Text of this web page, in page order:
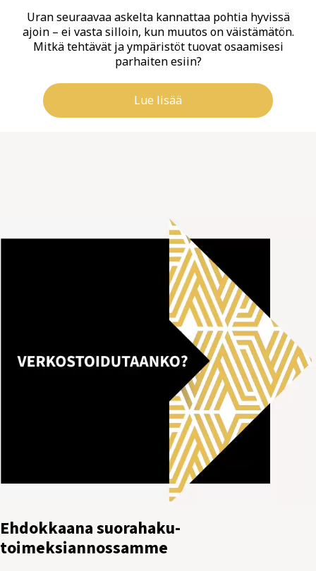
Uran seuraavaa askelta kannattaa pohtia hyvissä
ajoin – ei vasta silloin, kun muutos on väistämätön.
Mitkä tehtävät ja ympäristöt tuovat osaamisesi
parhaiten esiin?
Lue lisää
Ehdokkaana suorahaku­
toimeksiannossamme